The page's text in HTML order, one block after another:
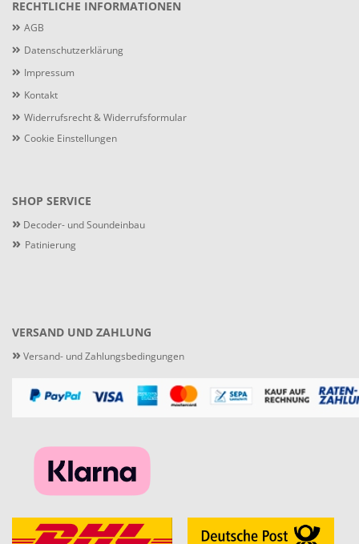
RECHTLICHE INFORMATIONEN
AGB
Datenschutzerklärung
Impressum
Kontakt
Widerrufsrecht & Widerrufsformular
Cookie Einstellungen
SHOP SERVICE
» Decoder- und Soundeinbau
» Patinierung
VERSAND UND ZAHLUNG
» Versand- und Zahlungsbedingungen